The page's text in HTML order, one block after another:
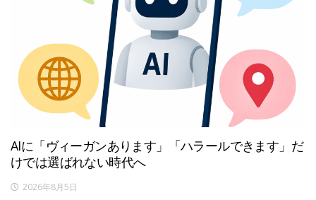
AIに「ヴィーガンあります」「ハラールできます」だ
けでは選ばれない時代へ
2026年8月5日